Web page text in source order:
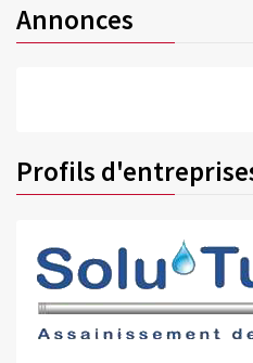
Annonces
Profils